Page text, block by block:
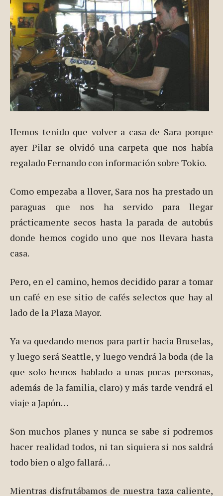
Hemos tenido que volver a casa de Sara porque
ayer Pilar se olvidó una carpeta que nos había
regalado Fernando con información sobre Tokio.
Como empezaba a llover, Sara nos ha prestado un
paraguas que nos ha servido para llegar
prácticamente secos hasta la parada de autobús
donde hemos cogido uno que nos llevara hasta
casa.
Pero, en el camino, hemos decidido parar a tomar
un café en ese sitio de cafés selectos que hay al
lado de la Plaza Mayor.
Ya va quedando menos para partir hacia Bruselas,
y luego será Seattle, y luego vendrá la boda (de la
que solo hemos hablado a unas pocas personas,
además de la familia, claro) y más tarde vendrá el
viaje a Japón…
Son muchos planes y nunca se sabe si podremos
hacer realidad todos, ni tan siquiera si nos saldrá
todo bien o algo fallará…
Mientras disfrutábamos de nuestra taza caliente,